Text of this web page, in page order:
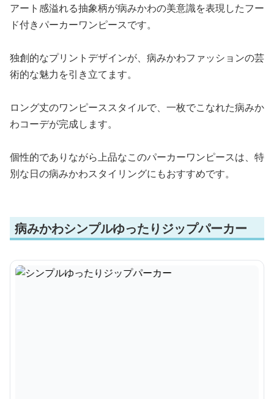
アート感溢れる抽象柄が病みかわの美意識を表現したフー
ド付きパーカーワンピースです。
独創的なプリントデザインが、病みかわファッションの芸
術的な魅力を引き立てます。
ロング丈のワンピーススタイルで、一枚でこなれた病みか
わコーデが完成します。
個性的でありながら上品なこのパーカーワンピースは、特
別な日の病みかわスタイリングにもおすすめです。
病みかわシンプルゆったりジップパーカー